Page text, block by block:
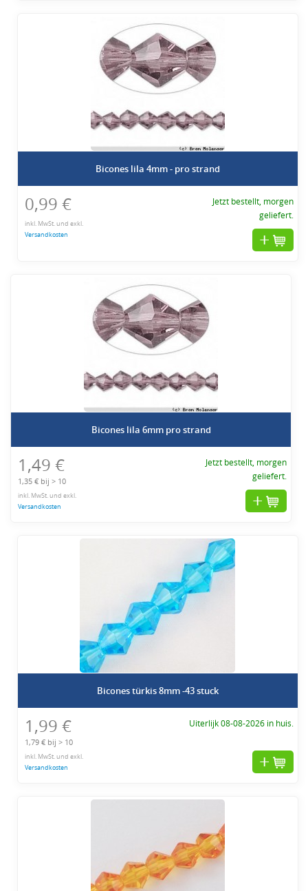
Bicones lila 4mm - pro strand
0,99 €
inkl. MwSt. und exkl.
Versandkosten
Jetzt bestellt, morgen
geliefert.
Bicones lila 6mm pro strand
1,49 €
1,35 € bij > 10
inkl. MwSt. und exkl.
Versandkosten
Jetzt bestellt, morgen
geliefert.
Bicones türkis 8mm -43 stuck
1,99 €
1,79 € bij > 10
inkl. MwSt. und exkl.
Versandkosten
Uiterlijk 08-08-2026 in huis.